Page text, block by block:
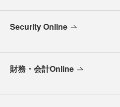
Security Online
財務・会計Online